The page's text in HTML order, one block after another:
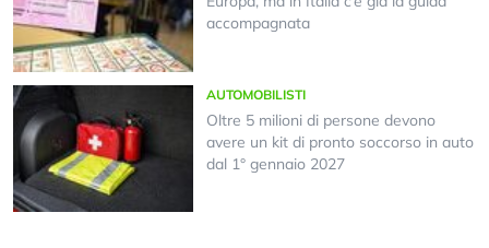
accompagnata
AUTOMOBILISTI
Oltre 5 milioni di persone devono
avere un kit di pronto soccorso in auto
dal 1° gennaio 2027